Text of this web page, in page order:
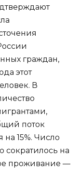
граждан,
этот
В
поток
15%. Число
сократилось на
проживание —